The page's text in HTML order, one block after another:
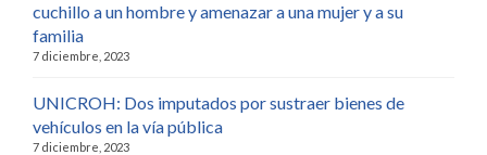
cuchillo a un hombre y amenazar a una mujer y a su
familia
7 diciembre, 2023
UNICROH: Dos imputados por sustraer bienes de
vehículos en la vía pública
7 diciembre, 2023